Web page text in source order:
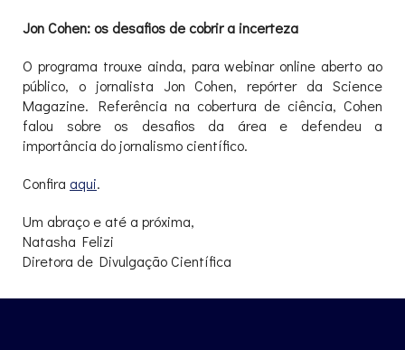
Jon Cohen: os desafios de cobrir a incerteza
O programa trouxe ainda, para webinar online aberto ao
público, o jornalista Jon Cohen, repórter da Science
Magazine. Referência na cobertura de ciência, Cohen
falou sobre os desafios da área e defendeu a
importância do jornalismo científico.
Confira aqui.
Um abraço e até a próxima,
Natasha Felizi
Diretora de Divulgação Científica